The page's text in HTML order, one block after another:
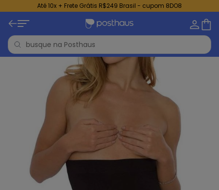
Até 10x + Frete Grátis R$249 Brasil - cupom 8DO8